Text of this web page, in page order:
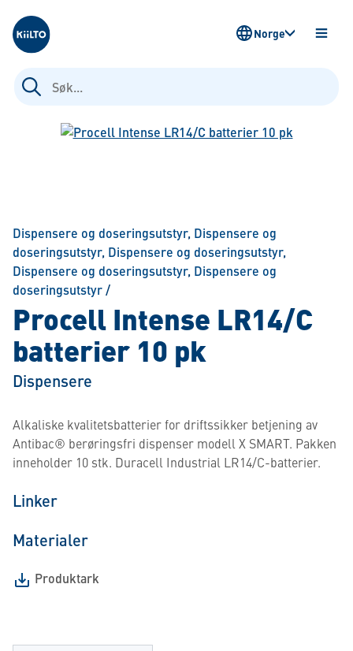
Kiilto Norway
Søk
etter:
ÅPNE
Norge
Dispensere og doseringsutstyr, Dispensere og
doseringsutstyr, Dispensere og doseringsutstyr,
Dispensere og doseringsutstyr, Dispensere og
doseringsutstyr/
Procell Intense LR14/C
batterier 10 pk
Dispensere
Alkaliske kvalitetsbatterier for driftssikker betjening av
Antibac® berøringsfri dispenser modell X SMART. Pakken
inneholder 10 stk. Duracell Industrial LR14/C-batterier.
Linker
Materialer
Produktark